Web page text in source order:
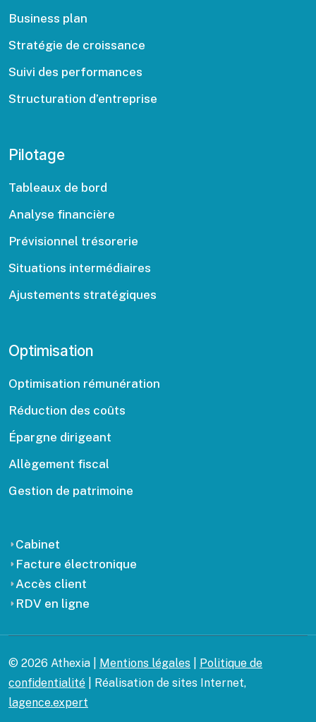
Business plan
Stratégie de croissance
Suivi des performances
Structuration d’entreprise
Pilotage
Tableaux de bord
Analyse financière
Prévisionnel trésorerie
Situations intermédiaires
Ajustements stratégiques
Optimisation
Optimisation rémunération
Réduction des coûts
Épargne dirigeant
Allègement fiscal
Gestion de patrimoine
Cabinet
Facture électronique
Accès client
RDV en ligne
© 2026 Athexia | Mentions légales
Politique de
confidentialité | Réalisation de sites Internet,
lagence.expert